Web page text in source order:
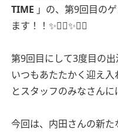
TIME 」の、第9回目の
ます！！✨🙇‍♀️✨🙇‍♀️
第9回目にして3度目の出
いつもあたたかく迎え
とスタッフのみなさん
今回は、内田さんの新